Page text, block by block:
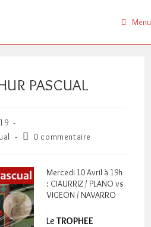
Menu
PASCUAL
Commentaires
publication :
0 commentaire
Mercedi 10 Avril à 19h
: CIAURRIZ / PLANO vs
VIGEON / NAVARRO
Le TROPHEE